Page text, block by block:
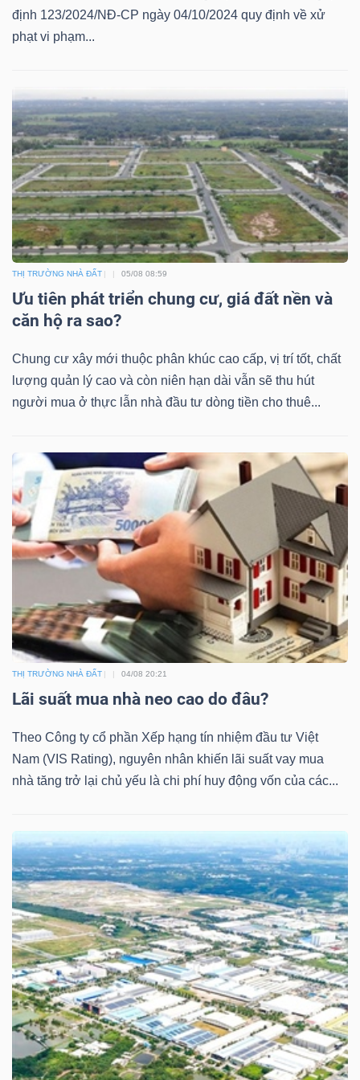
định 123/2024/NĐ-CP ngày 04/10/2024 quy định về xử
phạt vi phạm...
THỊ TRƯỜNG NHÀ ĐẤT 05/08 08:59
Ưu tiên phát triển chung cư, giá đất nền và
căn hộ ra sao?
Chung cư xây mới thuộc phân khúc cao cấp, vị trí tốt, chất
lượng quản lý cao và còn niên hạn dài vẫn sẽ thu hút
người mua ở thực lẫn nhà đầu tư dòng tiền cho thuê...
THỊ TRƯỜNG NHÀ ĐẤT 04/08 20:21
Lãi suất mua nhà neo cao do đâu?
Theo Công ty cổ phần Xếp hạng tín nhiệm đầu tư Việt
Nam (VIS Rating), nguyên nhân khiến lãi suất vay mua
nhà tăng trở lại chủ yếu là chi phí huy động vốn của các...
(-)
vụ
(-)
Đào
tạo
chính
Công
đầu
tư
Truyền
thông
tài
chính
chính